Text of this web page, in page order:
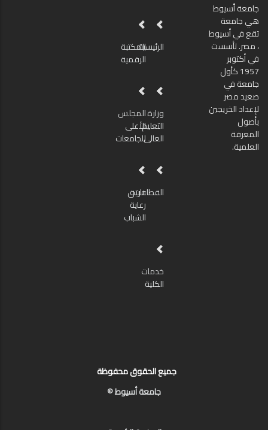
جامعة أسيوط
هي جامعة
تقع في أسيوط
، مصر. تأسست
في أكتوبر
1957 كأول
جامعة في
صعيد مصر
لإعداد الخريجين
بأصول
المعرفة
العلمية.
الرئيسيةالمكتبة
الرقمية
وزارة
التعليم
العالى
المجلس
الأعلى
للجامعات
القطاعات
فريق
رعاية
الشباب
خدمات
الكلية
جميع الحقوق محفوظة
جامعة أسيوط ©